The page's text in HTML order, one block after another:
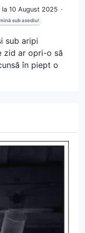
la 10 August 2025
sub asediu!
sub aripi
zid ar opri-o să
în piept o